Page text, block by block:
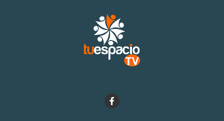
Esperemos que los regidores de oposición de este
periodo 2021-2024 puedan hacer bien su trabajo y no
tengan un precio como lo tuvieron los del PAN, PVEM y
Nueva Alianza en la administración 2018-2021.
Morena, PVEM y PAN. “Los tendremos en la mira”, dicen